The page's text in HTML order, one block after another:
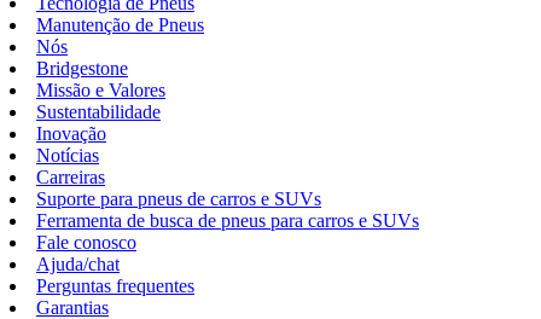
Manutenção de Pneus
Nós
Bridgestone
Missão e Valores
Sustentabilidade
Inovação
Notícias
Carreiras
Suporte para pneus de carros e SUVs
Ferramenta de busca de pneus para carros e SUVs
Fale conosco
Ajuda/chat
Perguntas frequentes
Garantias